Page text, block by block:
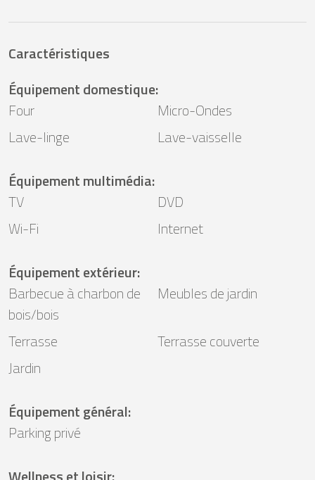
Caractéristiques
Équipement domestique:
Four
Micro-Ondes
Lave-linge
Lave-vaisselle
Équipement multimédia:
TV
DVD
Wi-Fi
Internet
Équipement extérieur:
Barbecue à charbon de
bois/bois
Meubles de jardin
Terrasse
Terrasse couverte
Jardin
Équipement général:
Parking privé